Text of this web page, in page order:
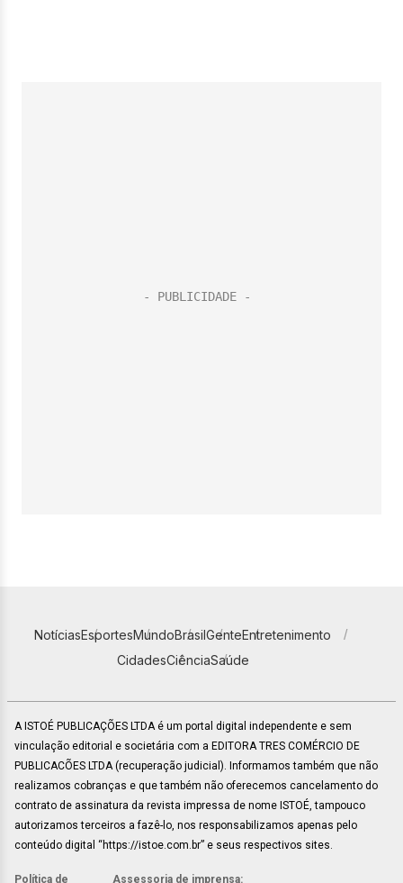
NotíciasEsportesMundoBrasilGenteEntretenimento
CidadesCiênciaSaúde
A ISTOÉ PUBLICAÇÕES LTDA é um portal digital independente e sem
vinculação editorial e societária com a EDITORA TRES COMÉRCIO DE
PUBLICACÕES LTDA (recuperação judicial). Informamos também que não
realizamos cobranças e que também não oferecemos cancelamento do
contrato de assinatura da revista impressa de nome ISTOÉ, tampouco
autorizamos terceiros a fazê-lo, nos responsabilizamos apenas pelo
conteúdo digital “https://istoe.com.br” e seus respectivos sites.
Política de Assessoria de imprensa: